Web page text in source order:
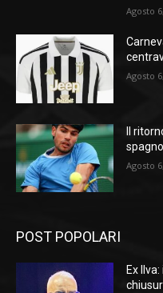
Agosto
Agosto
Il
Agosto
POST POPOLARI
Ex